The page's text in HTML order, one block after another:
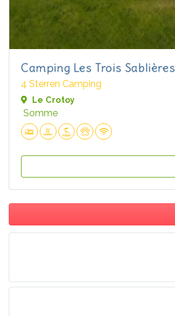
Camping Les Trois Sablières
4 Sterren Camping
Le Crotoy
Somme